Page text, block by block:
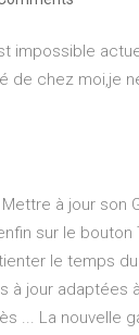
impossible
de chez moi,je
à jour son
sur le bouton
le temps
à jour adaptées
... La nouvelle